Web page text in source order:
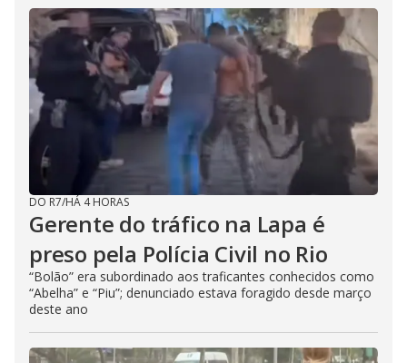
DO R7/HÁ 4 HORAS
Gerente do tráfico na Lapa é
preso pela Polícia Civil no Rio
“Bolão” era subordinado aos traficantes conhecidos como
“Abelha” e “Piu”; denunciado estava foragido desde março
deste ano